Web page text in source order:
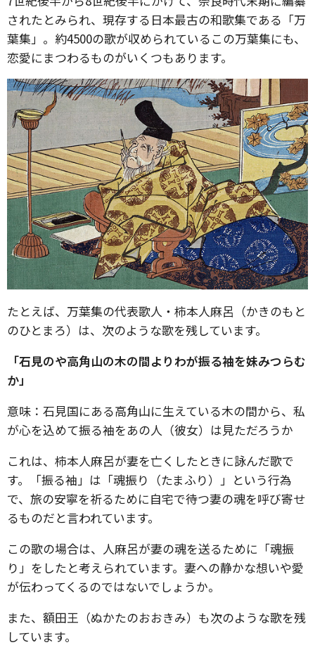
されたとみられ、現存する日本最古の和歌集である「万
葉集」。約4500の歌が収められているこの万葉集にも、
恋愛にまつわるものがいくつもあります。
たとえば、万葉集の代表歌人・柿本人麻呂（かきのもと
のひとまろ）は、次のような歌を残しています。
「石見のや高角山の木の間よりわが振る袖を妹みつらむ
か」
意味：石見国にある高角山に生えている木の間から、私
が心を込めて振る袖をあの人（彼女）は見ただろうか
これは、柿本人麻呂が妻を亡くしたときに詠んだ歌で
す。「振る袖」は「魂振り（たまふり）」という行為
で、旅の安寧を祈るために自宅で待つ妻の魂を呼び寄せ
るものだと言われています。
この歌の場合は、人麻呂が妻の魂を送るために「魂振
り」をしたと考えられています。妻への静かな想いや愛
が伝わってくるのではないでしょうか。
また、額田王（ぬかたのおおきみ）も次のような歌を残
しています。